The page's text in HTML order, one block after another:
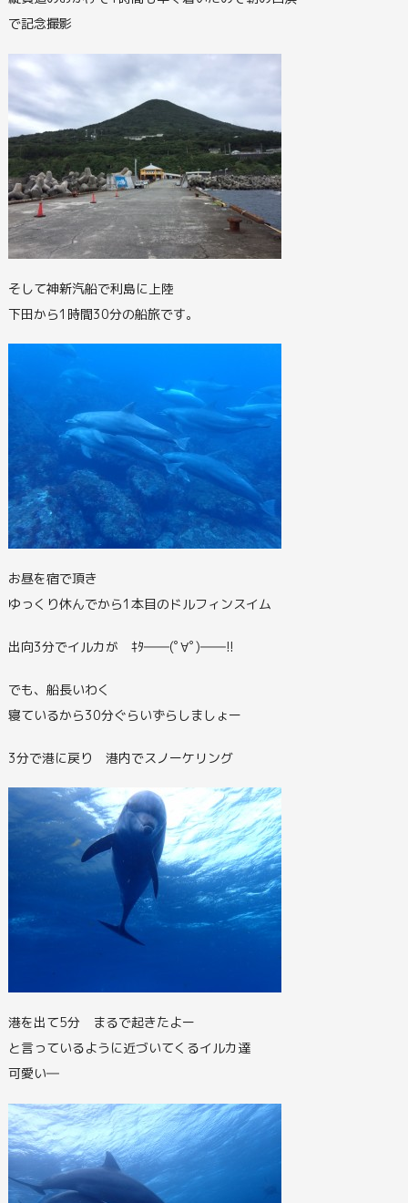
で記念撮影
そして神新汽船で利島に上陸
下田から1時間30分の船旅です。
お昼を宿で頂き
ゆっくり休んでから1本目のドルフィンスイム
出向3分でイルカが ｷﾀ――(ﾟ∀ﾟ)――!!
でも、船長いわく
寝ているから30分ぐらいずらしましょー
3分で港に戻り 港内でスノーケリング
港を出て5分 まるで起きたよー
と言っているように近づいてくるイルカ達
可愛い―